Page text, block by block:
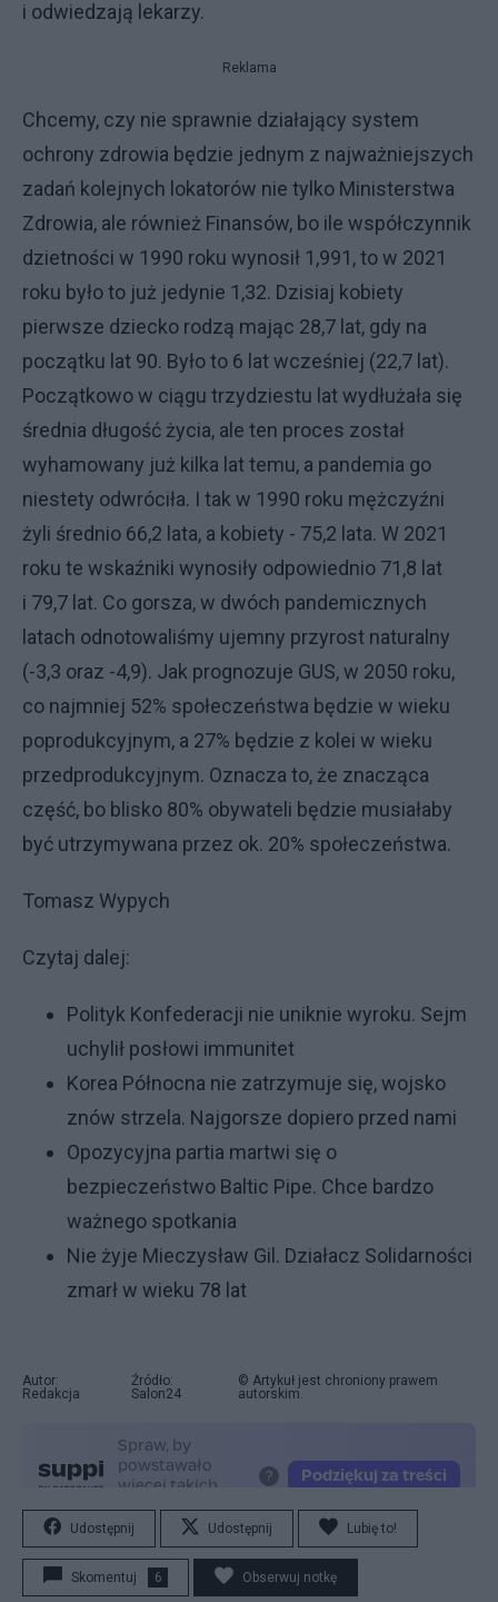
i odwiedzają lekarzy.
Reklama
Chcemy, czy nie sprawnie działający system
ochrony zdrowia będzie jednym z najważniejszych
zadań kolejnych lokatorów nie tylko Ministerstwa
Zdrowia, ale również Finansów, bo ile współczynnik
dzietności w 1990 roku wynosił 1,991, to w 2021
roku było to już jedynie 1,32. Dzisiaj kobiety
pierwsze dziecko rodzą mając 28,7 lat, gdy na
początku lat 90. Było to 6 lat wcześniej (22,7 lat).
Początkowo w ciągu trzydziestu lat wydłużała się
średnia długość życia, ale ten proces został
wyhamowany już kilka lat temu, a pandemia go
niestety odwróciła. I tak w 1990 roku mężczyźni
żyli średnio 66,2 lata, a kobiety - 75,2 lata. W 2021
roku te wskaźniki wynosiły odpowiednio 71,8 lat
i 79,7 lat. Co gorsza, w dwóch pandemicznych
latach odnotowaliśmy ujemny przyrost naturalny
(-3,3 oraz -4,9). Jak prognozuje GUS, w 2050 roku,
co najmniej 52% społeczeństwa będzie w wieku
poprodukcyjnym, a 27% będzie z kolei w wieku
przedprodukcyjnym. Oznacza to, że znacząca
część, bo blisko 80% obywateli będzie musiałaby
być utrzymywana przez ok. 20% społeczeństwa.
Tomasz Wypych
Czytaj dalej:
Polityk Konfederacji nie uniknie wyroku. Sejm
uchylił posłowi immunitet
Korea Północna nie zatrzymuje się, wojsko
znów strzela. Najgorsze dopiero przed nami
Opozycyjna partia martwi się o
bezpieczeństwo Baltic Pipe. Chce bardzo
ważnego spotkania
Nie żyje Mieczysław Gil. Działacz Solidarności
zmarł w wieku 78 lat
Autor:
Redakcja
Źródło:
Salon24
© Artykuł jest chroniony prawem
autorskim.
Udostępnij Udostępnij Lubię to!
Skomentuj 6 Obserwuj notkę